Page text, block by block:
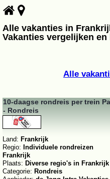
Alle vakanties in
Vakanties vergelijken en
Alle
10-daagse rondreis per trein
- Rondreis
Land: Frankrijk
Regio: Individuele rondreizen
Frankrijk
Plaats: Diverse regio's in Frankrijk
Categorie: Rondreis